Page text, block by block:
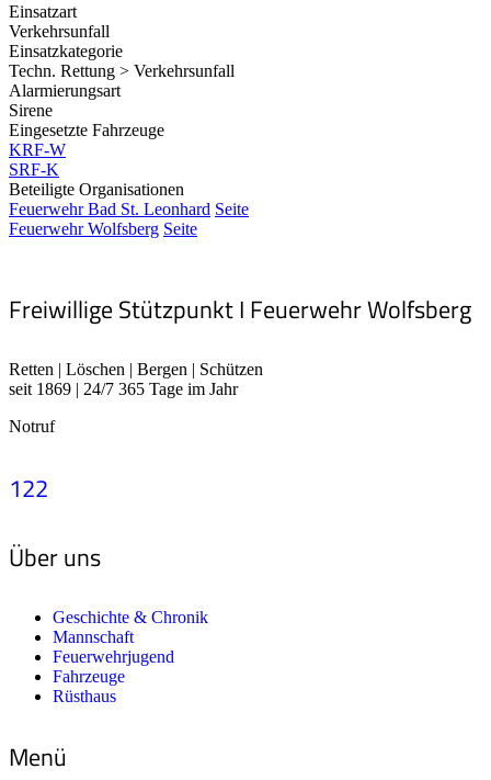
Einsatzart
Verkehrsunfall
Einsatzkategorie
Techn. Rettung > Verkehrsunfall
Alarmierungsart
Sirene
Eingesetzte Fahrzeuge
KRF-W
SRF-K
Beteiligte Organisationen
Feuerwehr Bad St. Leonhard Seite
Feuerwehr Wolfsberg Seite
Freiwillige Stützpunkt I Feuerwehr Wolfsberg
Retten | Löschen | Bergen | Schützen
seit 1869 | 24/7 365 Tage im Jahr
Notruf
122
Über uns
Geschichte & Chronik
Mannschaft
Feuerwehrjugend
Fahrzeuge
Rüsthaus
Menü